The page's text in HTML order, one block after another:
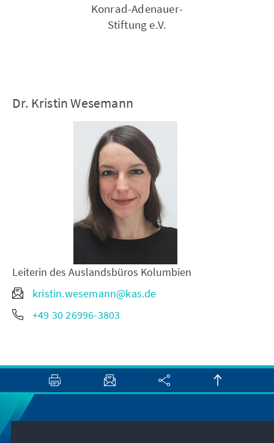
Konrad-Adenauer-
Stiftung e.V.
Dr. Kristin Wesemann
Leiterin des Auslandsbüros Kolumbien
kristin.wesemann@kas.de
+49 30 26996-3803